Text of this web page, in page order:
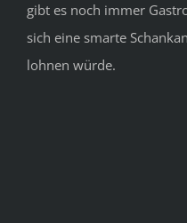
gibt es noch immer
sich eine smarte
lohnen würde.